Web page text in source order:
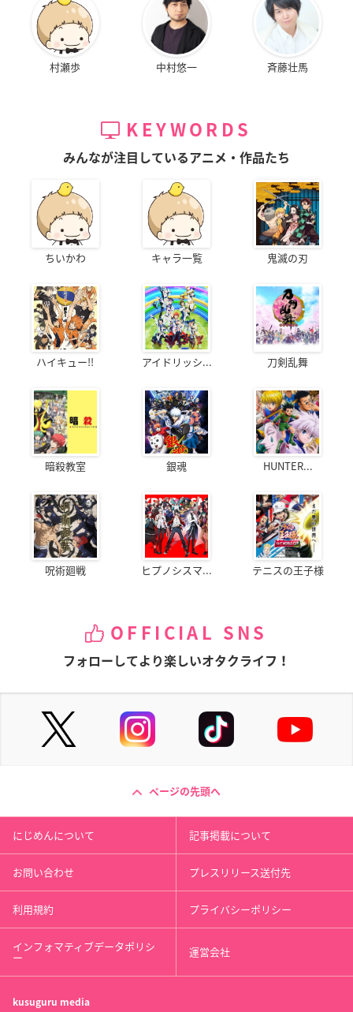
村瀬歩 中村悠一 斉藤壮馬
KEYWORDS
みんなが注目しているアニメ・作品たち
ちいかわ キャラ一覧 鬼滅の刃
ハイキュー!! アイドリッシ... 刀剣乱舞
暗殺教室 銀魂 HUNTER...
呪術廻戦 ヒプノシスマ... テニスの王子様
OFFICIAL SNS
フォローしてより楽しいオタクライフ！
ページの先頭へ
にじめんについて 記事掲載について
お問い合わせ プレスリリース送付先
利用規約 プライバシーポリシー
インフォマティブデータポリシ
ー 運営会社
kusuguru media